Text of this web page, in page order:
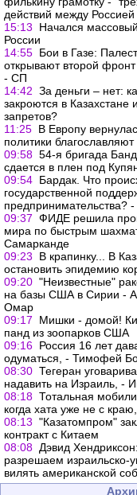
действий между
15:13
Начался
России
14:55 Бои в Газе:
открывают второй фронт
- СП
14:42 За деньги – нет:
закроются в Казахстане
запретов?
11:25 В Европу
политики
09:58 54-я бригада
сдается в плен под
09:54 Бардак. Что
государственной
предпринимательства?
09:37 ФИДЕ решила
мира по быстрым
Самарканде
09:23
В крапинку... В
остановить эпидемию
09:20 "Неизвестные"
на базы США в Сирии -
Омар
09:17
Мишки - домой!
панд из зоопарков США
09:16 Россия 16 лет
одуматься, - Тимофей
08:30 Тегеран
надавить на Израиль, -
08:18 Тотальная
когда хата уже не с
08:13 "Казатомпром"
контракт с Китаем
08:08 Дэвид
разрешаем израильско-
вилять американской